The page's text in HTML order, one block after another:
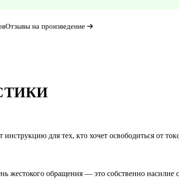
для тех, кто хочет освободиться от
жестокого обращения — это собственно насилие
Отзывы на произведение